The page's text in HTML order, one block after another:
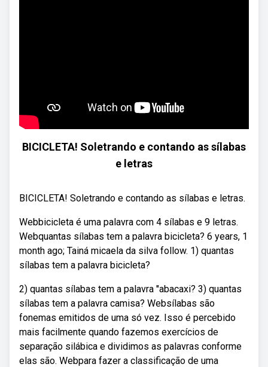
BICICLETA! Soletrando e contando as sílabas
e letras
BICICLETA! Soletrando e contando as sílabas e letras.
Webbicicleta é uma palavra com 4 sílabas e 9 letras.
Webquantas sílabas tem a palavra bicicleta? 6 years, 1
month ago; Tainá micaela da silva follow. 1) quantas
sílabas tem a palavra bicicleta?
2) quantas sílabas tem a palavra ''abacaxi? 3) quantas
sílabas tem a palavra camisa? Websílabas são
fonemas emitidos de uma só vez. Isso é percebido
mais facilmente quando fazemos exercícios de
separação silábica e dividimos as palavras conforme
elas são. Webpara fazer a classificação de uma